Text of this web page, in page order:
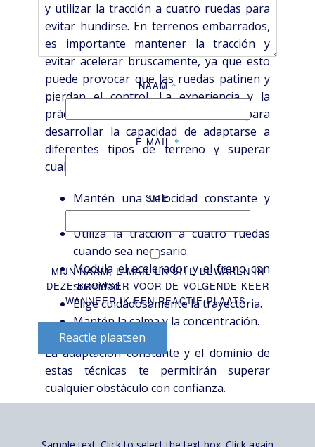
y utilizar la tracción a cuatro ruedas para
evitar hundirse. En terrenos embarrados,
es importante mantener la tracción y
evitar acelerar bruscamente, ya que esto
puede provocar que las ruedas patinen y
pierdan el control. La experiencia y la
práctica son fundamentales para
desarrollar la capacidad de adaptarse a
diferentes tipos de terreno y superar
cualquier obstáculo que se presente.
Mantén una velocidad constante y
moderada.
Utiliza la tracción a cuatro ruedas
cuando sea necesario.
Modula el acelerador y el freno con
suavidad.
Elige cuidadosamente la trayectoria.
Mantén la calma y la concentración.
La adaptación constante y el dominio de
estas técnicas te permitirán superar
cualquier obstáculo con confianza.
Navegación y la
NAAM*
E-MAIL *
SITE
MIJN NAAM, E-MAIL EN SITE BEWAREN IN
DEZE BROWSER VOOR DE VOLGENDE KEER
WANNEER IK EEN REACTIE PLAATS.
Reactie plaatsen